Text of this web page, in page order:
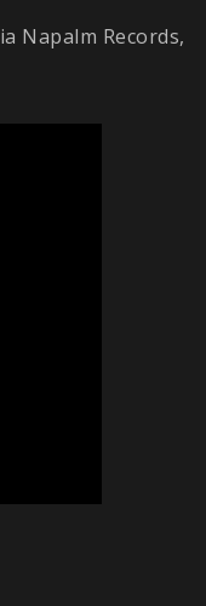
Napalm Records,